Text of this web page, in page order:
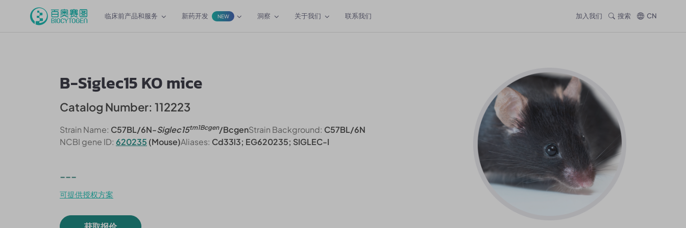
临床前产品和服务 新药开发 NEW 洞察 关于我们 联系我们 加入我们 搜索 CN
B-Siglec15 KO mice
Catalog Number: 112223
Strain Name: C57BL/6N-Siglec15tm1Bcgen/BcgenStrain Background: C57BL/6N
NCBI gene ID: 620235 (Mouse)Aliases: Cd33l3; EG620235; SIGLEC-I
---
可提供授权方案